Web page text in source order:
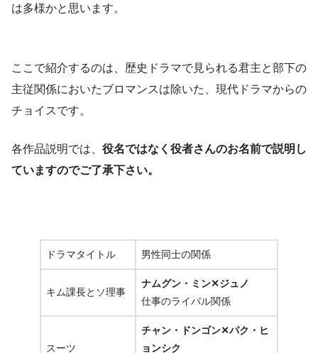
は多様かと思います。
ここで紹介するのは、歴史ドラマで見られる君主と部下の
主従関係においたブロマンスは除いた、現代ドラマからの
チョイスです。
各作品説明では、 役名ではなく役者さんのお名前で説明し
ていますのでご了承下さい。
ドラマタイトル 男性同士の関係
キム課長とソ理事
ナムグン・ミン✕ジュノ
仕事のライバル関係
スーツ
チャン・ドンゴン✕パク・ヒ
ョンシク